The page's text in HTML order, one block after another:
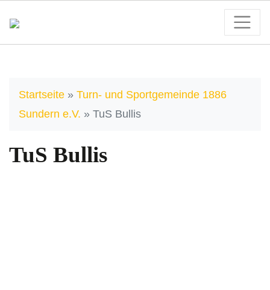
Startseite » Turn- und Sportgemeinde 1886
Sundern e.V. » TuS Bullis
TuS Bullis